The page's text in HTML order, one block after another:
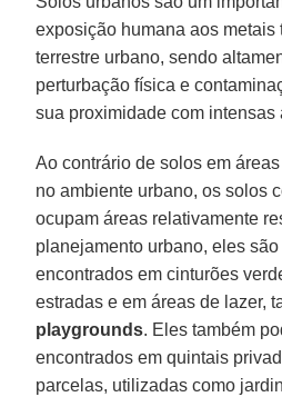
exposição humana aos metais
terrestre urbano, sendo
perturbação física e
sua proximidade com intensas
Ao contrário de solos em
no ambiente urbano, os solos
ocupam áreas relativamente
planejamento urbano, eles
encontrados em cinturões
estradas e em áreas de lazer,
playgrounds. Eles também
encontrados em quintais
parcelas, utilizadas como